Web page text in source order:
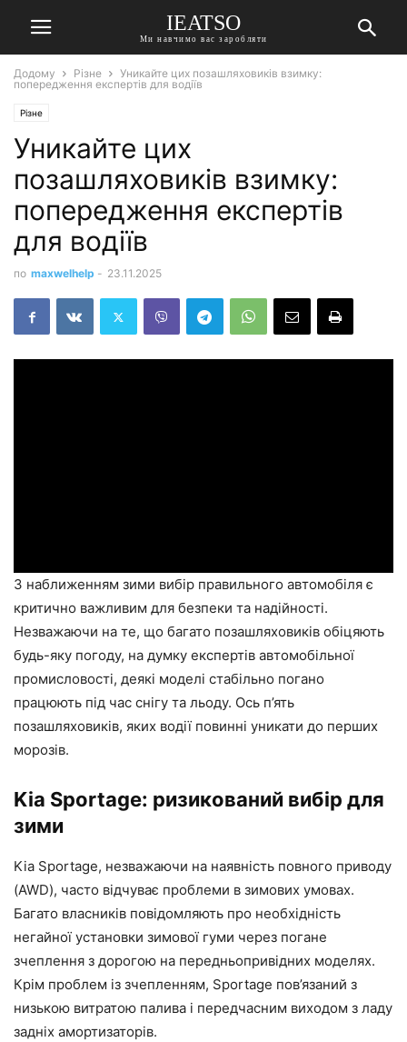
IEATSO
Ми навчимо вас заробляти
Додому Різне
Уникайте цих позашляховиків взимку:
попередження експертів для водіїв
Різне
Уникайте цих
позашляховиків взимку:
попередження експертів
для водіїв
по maxwelhelp - 23.11.2025
З наближенням зими вибір правильного автомобіля є
критично важливим для безпеки та надійності.
Незважаючи на те, що багато позашляховиків обіцяють
будь-яку погоду, на думку експертів автомобільної
промисловості, деякі моделі стабільно погано
працюють під час снігу та льоду. Ось п’ять
позашляховиків, яких водії повинні уникати до перших
морозів.
Kia Sportage: ризикований вибір для
зими
Kia Sportage, незважаючи на наявність повного приводу
(AWD), часто відчуває проблеми в зимових умовах.
Багато власників повідомляють про необхідність
негайної установки зимової гуми через погане
зчеплення з дорогою на передньопривідних моделях.
Крім проблем із зчепленням, Sportage пов’язаний з
низькою витратою палива і передчасним виходом з ладу
задніх амортизаторів.